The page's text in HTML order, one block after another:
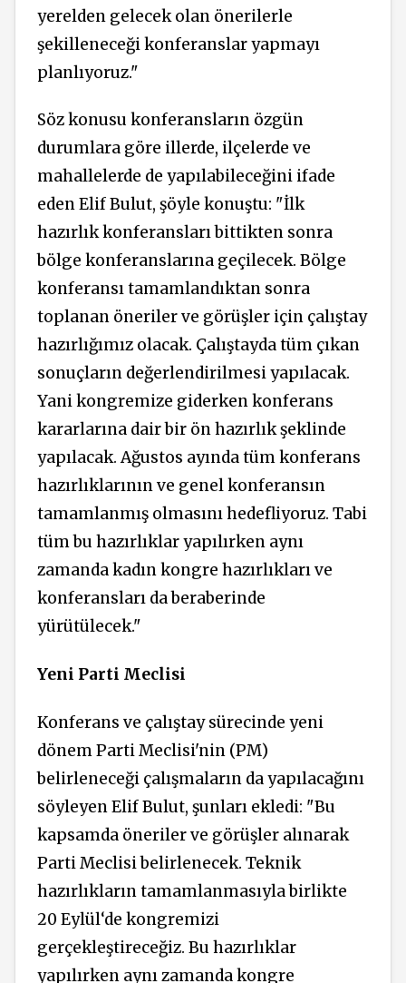
yerelden gelecek olan önerilerle
şekilleneceği konferanslar yapmayı
planlıyoruz."
Söz konusu konferansların özgün
durumlara göre illerde, ilçelerde ve
mahallelerde de yapılabileceğini ifade
eden Elif Bulut, şöyle konuştu: "İlk
hazırlık konferansları bittikten sonra
bölge konferanslarına geçilecek. Bölge
konferansı tamamlandıktan sonra
toplanan öneriler ve görüşler için çalıştay
hazırlığımız olacak. Çalıştayda tüm çıkan
sonuçların değerlendirilmesi yapılacak.
Yani kongremize giderken konferans
kararlarına dair bir ön hazırlık şeklinde
yapılacak. Ağustos ayında tüm konferans
hazırlıklarının ve genel konferansın
tamamlanmış olmasını hedefliyoruz. Tabi
tüm bu hazırlıklar yapılırken aynı
zamanda kadın kongre hazırlıkları ve
konferansları da beraberinde
yürütülecek."
Yeni Parti Meclisi
Konferans ve çalıştay sürecinde yeni
dönem Parti Meclisi'nin (PM)
belirleneceği çalışmaların da yapılacağını
söyleyen Elif Bulut, şunları ekledi: "Bu
kapsamda öneriler ve görüşler alınarak
Parti Meclisi belirlenecek. Teknik
hazırlıkların tamamlanmasıyla birlikte
20 Eylül‘de kongremizi
gerçekleştireceğiz. Bu hazırlıklar
yapılırken aynı zamanda kongre